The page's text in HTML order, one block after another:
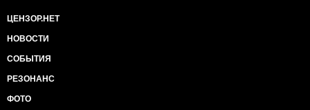
ЦЕНЗОР.НЕТ
НОВОСТИ
СОБЫТИЯ
РЕЗОНАНС
ФОТО